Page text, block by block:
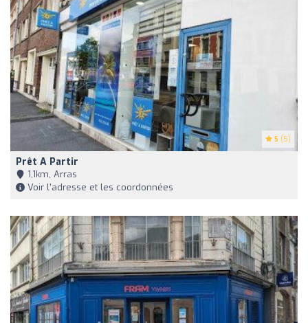
5 (5)
Prêt A Partir
1,1km, Arras
Voir l'adresse et les coordonnées